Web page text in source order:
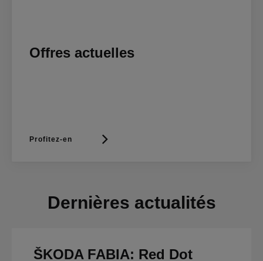
Offres actuelles
Profitez-en
Dernières actualités
ŠKODA FABIA: Red Dot